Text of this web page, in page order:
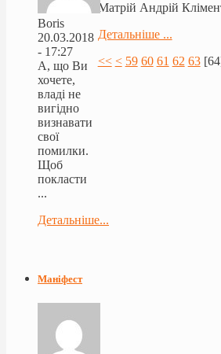
Матрій Андрій
Детальніше ...
<< < 59 60 61 62 63[64
Boris
20.03.2018
- 17:27
А, що Ви
хочете,
владі не
вигідно
визнавати
свої
помилки.
Щоб
покласти
...
Детальніше...
Маніфест